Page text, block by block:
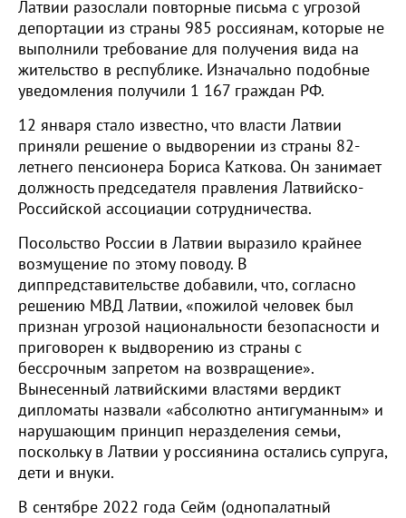
Латвии разослали повторные письма с угрозой
депортации из страны 985 россиянам, которые не
выполнили требование для получения вида на
жительство в республике. Изначально подобные
уведомления получили 1 167 граждан РФ.
12 января стало известно, что власти Латвии
приняли решение о выдворении из страны 82-
летнего пенсионера Бориса Каткова. Он занимает
должность председателя правления Латвийско-
Российской ассоциации сотрудничества.
Посольство России в Латвии выразило крайнее
возмущение по этому поводу. В
диппредставительстве добавили, что, согласно
решению МВД Латвии, «пожилой человек был
признан угрозой национальности безопасности и
приговорен к выдворению из страны с
бессрочным запретом на возвращение».
Вынесенный латвийскими властями вердикт
дипломаты назвали «абсолютно антигуманным» и
нарушающим принцип неразделения семьи,
поскольку в Латвии у россиянина остались супруга,
дети и внуки.
В сентябре 2022 года Сейм (однопалатный